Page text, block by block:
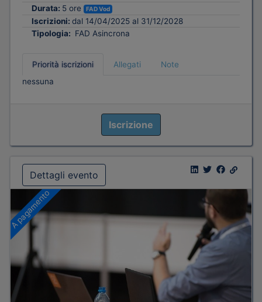
Durata: 5 ore FAD Vod
Iscrizioni: dal 14/04/2025 al 31/12/2028
Tipologia: FAD Asincrona
Priorità iscrizioni Allegati
Note
nessuna
Iscrizione
Dettagli evento
A pagamento